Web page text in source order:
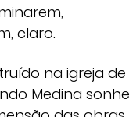
claro.
na igreja de
Medina sonhe